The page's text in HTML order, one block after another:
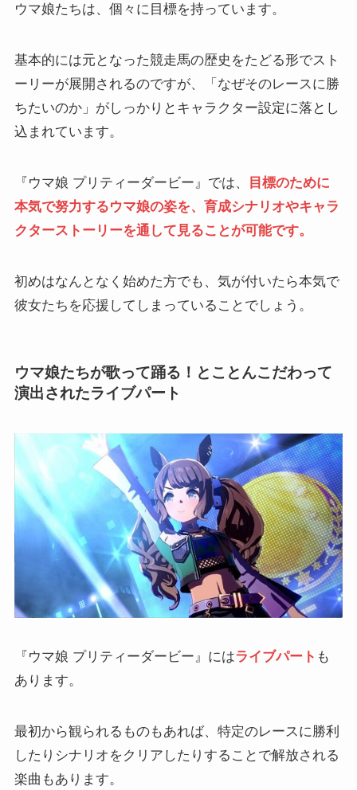
ウマ娘たちは、個々に目標を持っています。
基本的には元となった競走馬の歴史をたどる形でスト
ーリーが展開されるのですが、「なぜそのレースに勝
ちたいのか」がしっかりとキャラクター設定に落とし
込まれています。
『ウマ娘 プリティーダービー』では、
目標のために
本気で努力するウマ娘の姿を、育成シナリオやキャラ
クターストーリーを通して見ることが可能です。
初めはなんとなく始めた方でも、気が付いたら本気で
彼女たちを応援してしまっていることでしょう。
ウマ娘たちが歌って踊る！とことんこだわって
演出されたライブパート
『ウマ娘 プリティーダービー』にはライブパート も
あります。
最初から観られるものもあれば、特定のレースに勝利
したりシナリオをクリアしたりすることで解放される
楽曲もあります。